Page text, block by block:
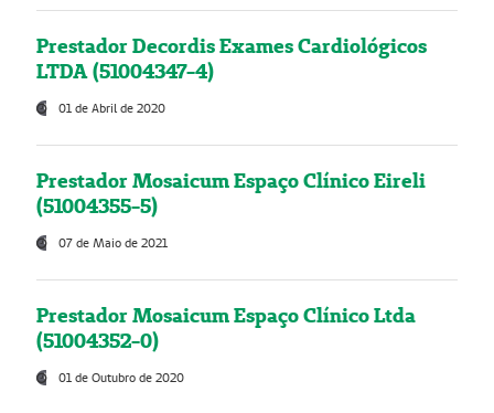
Prestador Decordis Exames Cardiológicos
LTDA (51004347-4)
01 de Abril de 2020
Prestador Mosaicum Espaço Clínico Eireli
(51004355-5)
07 de Maio de 2021
Prestador Mosaicum Espaço Clínico Ltda
(51004352-0)
01 de Outubro de 2020